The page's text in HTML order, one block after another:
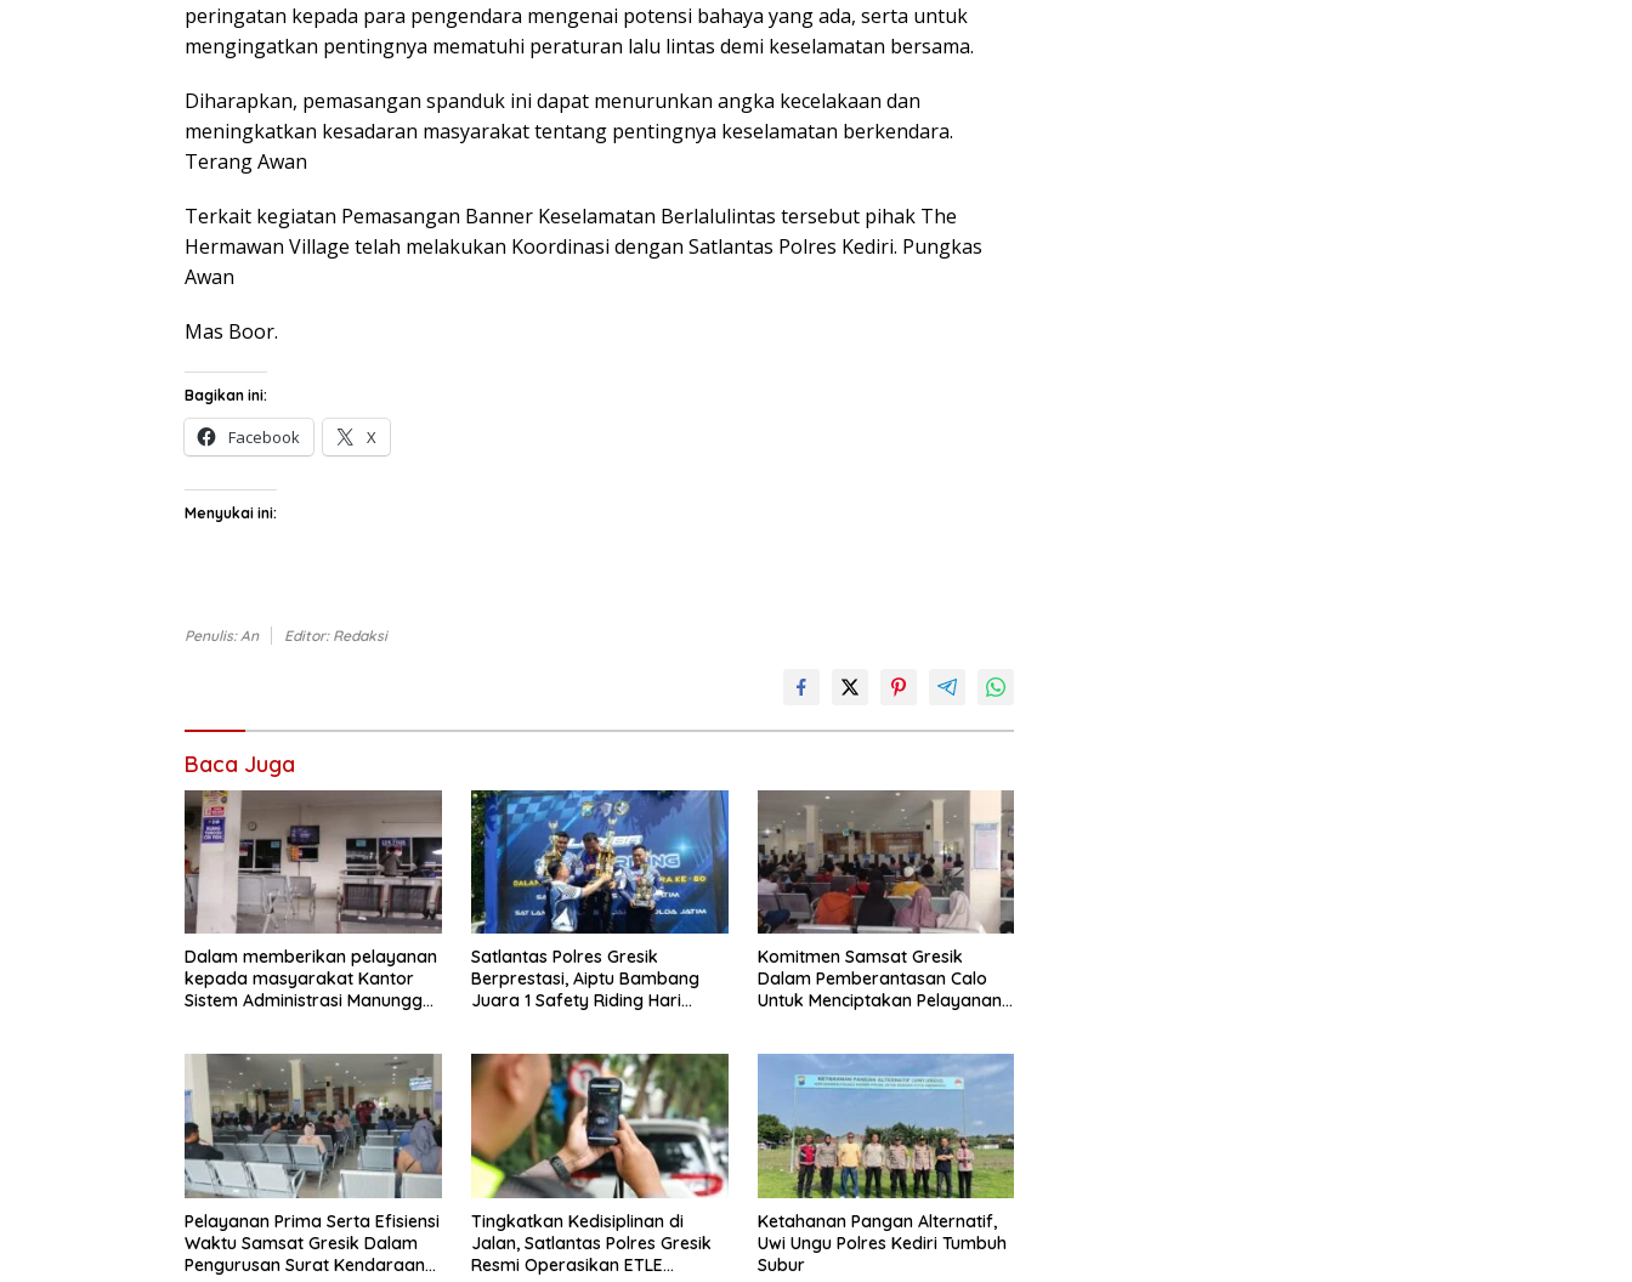
peringatan kepada para pengendara mengenai potensi bahaya yang ada, serta untuk
mengingatkan pentingnya mematuhi peraturan lalu lintas demi keselamatan bersama.
Diharapkan, pemasangan spanduk ini dapat menurunkan angka kecelakaan dan
meningkatkan kesadaran masyarakat tentang pentingnya keselamatan berkendara.
Terang Awan
Terkait kegiatan Pemasangan Banner Keselamatan Berlalulintas tersebut pihak The
Hermawan Village telah melakukan Koordinasi dengan Satlantas Polres Kediri. Pungkas
Awan
Mas Boor.
Bagikan ini:
Facebook X
Menyukai ini:
Penulis: An Editor: Redaksi
Baca Juga
Dalam memberikan pelayanan
kepada masyarakat Kantor
Sistem Administrasi Manunggal
Satlantas Polres Gresik
Berprestasi, Aiptu Bambang
Juara 1 Safety Riding Hari
Komitmen Samsat Gresik
Dalam Pemberantasan Calo
Untuk Menciptakan Pelayanan
Pelayanan Prima Serta Efisiensi
Waktu Samsat Gresik Dalam
Pengurusan Surat Kendaraan
Tingkatkan Kedisiplinan di
Jalan, Satlantas Polres Gresik
Resmi Operasikan ETLE
Ketahanan Pangan Alternatif,
Uwi Ungu Polres Kediri Tumbuh
Subur